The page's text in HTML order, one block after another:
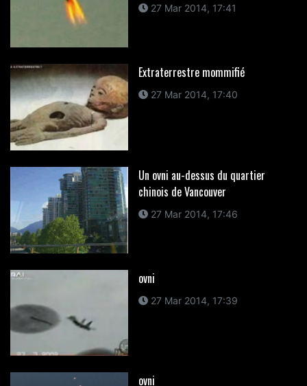
27 Mar 2014, 17:41
Extraterrestre mommifié
27 Mar 2014, 17:40
Un ovni au-dessus du quartier
chinois de Vancouver
27 Mar 2014, 17:46
ovni
27 Mar 2014, 17:39
ovni